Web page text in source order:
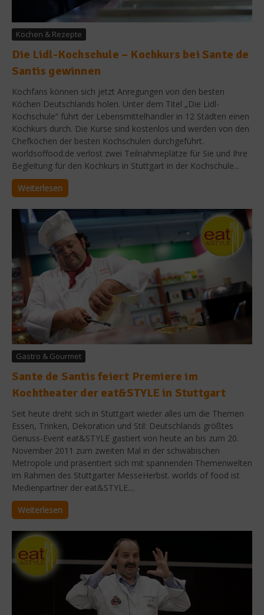
Kochen & Rezepte
Die Lidl-Kochschule – Kochkurs bei Sante de
Santis gewinnen
Kochfans können sich jetzt Anregungen von den besten
Köchen Deutschlands holen. Unter dem Titel „Die Lidl-
Kochschule“ führt der Lebensmittelhändler in 12 Städten einen
Kochkurs durch. Die Kurse sind kostenlos und werden von den
Chefköchen der besten Kochschulen durchgeführt.
worldsoffood.de verlost zwei Teilnahmeplätze für Sie und Ihre
Begleitung für den Kochkurs in Stuttgart in der Kochschule...
Weiterlesen
Gastro & Gourmet
Sante de Santis feiert Premiere im
Kochtheater der eat&STYLE in Stuttgart
Seit heute dreht sich in Stuttgart wieder alles um die Themen
Essen, Trinken, Dekoration und Stil: Deutschlands größtes
Genuss-Event eat&STYLE gastiert von heute an bis zum 20.
November 2011 zum zweiten Mal in der schwäbischen
Metropole und präsentiert sich mit spannenden Themenwelten
im Rahmen des Stuttgarter MesseHerbst. worlds of food ist
Medienpartner der eat&STYLE....
Weiterlesen